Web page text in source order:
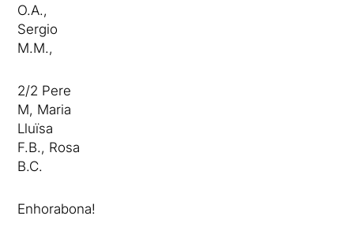
O.A.,
Sergio
M.M.,
2/2 Pere
M, Maria
Lluïsa
F.B., Rosa
B.C.
Enhorabona!